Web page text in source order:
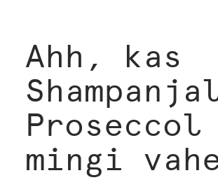
Ahh, kas
Proseccol
mingi